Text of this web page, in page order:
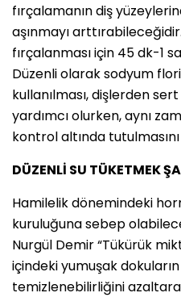
fırçalamanın diş
aşınmayı
fırçalanması için 45 dk-1
Düzenli olarak sodyum
kullanılması, dişlerden
yardımcı olurken, aynı
kontrol altında
DÜZENLİ SU TÜKETMEK
Hamilelik dönemindeki
kuruluğuna sebep
Nurgül Demir “Tükürük
içindeki yumuşak
temizlenebilirliğini